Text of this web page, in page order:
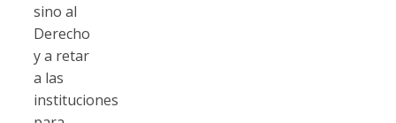
sino al
Derecho
y a retar
a las
instituciones